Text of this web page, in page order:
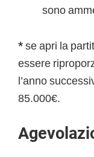
sono
*se apri la
essere
l’anno
85.000€.